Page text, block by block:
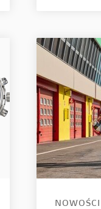
NOWOŚCI